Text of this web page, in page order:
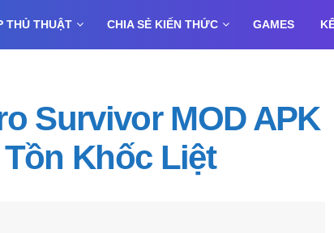
THỦ THUẬT CHIA SẺ KIẾN THỨC GAMES
Survivor MOD APK
Khốc Liệt